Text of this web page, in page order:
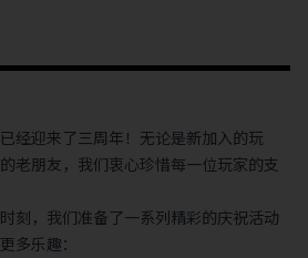
经迎来了三周年！无论是新加入的玩
老朋友，我们衷心珍惜每一位玩家的支
刻，我们准备了一系列精彩的庆祝活动
多乐趣：